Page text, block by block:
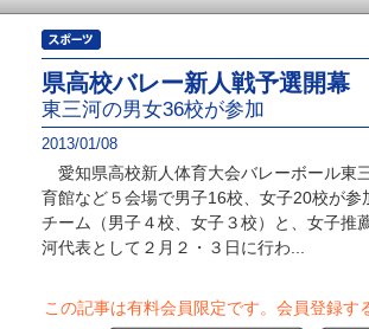
県高校バレー新人戦予選開幕
東三河の男女36校が参加
2013/01/08
愛知県高校新人体育大会バレーボール東
育館など５会場で男子16校、女子20校が
チーム（男子４校、女子３校）と、女子推
河代表として２月２・３日に行わ...
この記事は有料会員限定です。 会員登録す